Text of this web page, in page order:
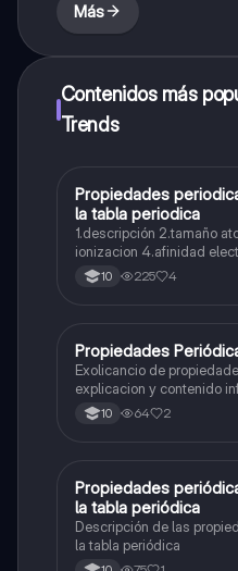
Más
Contenidos más
Trends
Química
Propiedades
la tabla periodica
1.descripción 2.tamaño
ionizacion 4.afinidad
6.Generalidades de los
periodica
10 225 4
Química
Propiedades
Exolicancio de
explicacion y contenido
10 64 2
Química
Propiedades
la tabla periódica
Descripción de las
la tabla periódica